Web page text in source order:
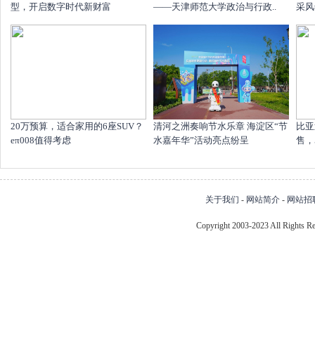
型，开启数字时代新财富
——天津师范大学政治与行政..
采
20万预算，适合家用的6座SUV？
eπ008值得考虑
清河之洲奏响节水乐章 海淀区“节
水嘉年华”活动亮点纷呈
比
售
关于我们 - 网站简介 - 网站招
Copyright 2003-2023 All Rights